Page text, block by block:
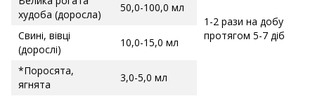
1-2 рази на добу
протягом 5-7 діб
худоба (доросла)
50,0-100,0 мл
Свині, вівці
(дорослі)
10,0-15,0 мл
*Поросята,
ягнята
3,0-5,0 мл